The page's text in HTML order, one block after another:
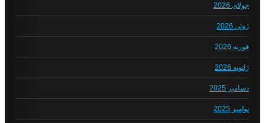
جولای 2026
ژوئن 2026
فوریه 2026
ژانویه 2026
دسامبر 2025
نوامبر 2025